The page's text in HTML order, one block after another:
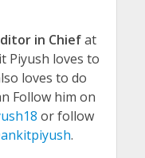
in Chiefat
Piyush loves to
loves to do
Follow him on
or follow
.